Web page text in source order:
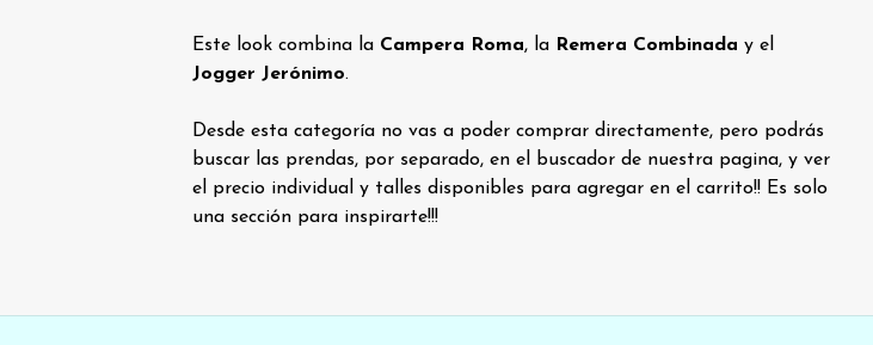
Este look combina la Campera Roma, la Remera Combinada y el
Jogger Jerónimo.
Desde esta categoría no vas a poder comprar directamente, pero podrás
buscar las prendas, por separado, en el buscador de nuestra pagina, y ver
el precio individual y talles disponibles para agregar en el carrito!! Es solo
una sección para inspirarte!!!